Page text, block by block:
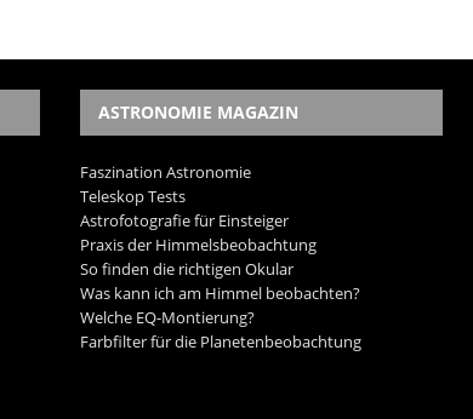
ASTRONOMIE MAGAZIN
Faszination Astronomie
Teleskop Tests
Astrofotografie für Einsteiger
Praxis der Himmelsbeobachtung
So finden die richtigen Okular
Was kann ich am Himmel beobachten?
Welche EQ-Montierung?
Farbfilter für die Planetenbeobachtung